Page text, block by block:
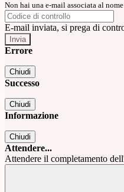
Non hai una e-mail associata al
E-mail inviata, si prega di
Errore
Chiudi
Successo
Chiudi
Informazione
Chiudi
Attendere...
Attendere il completamento